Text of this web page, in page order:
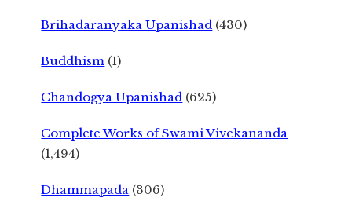
Brihadaranyaka Upanishad (430)
Buddhism (1)
Chandogya Upanishad (625)
Complete Works of Swami Vivekananda
(1,494)
Dhammapada (306)